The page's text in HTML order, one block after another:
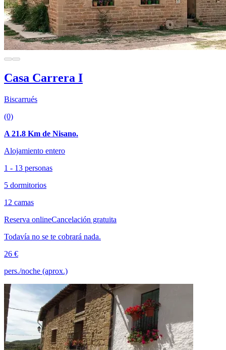
Casa Carrera I
Biscarrués
(0)
A 21.8 Km de Nisano.
Alojamiento entero
1 - 13 personas
5 dormitorios
12 camas
Reserva onlineCancelación gratuita
Todavía no se te cobrará nada.
26 €
pers./noche (aprox.)